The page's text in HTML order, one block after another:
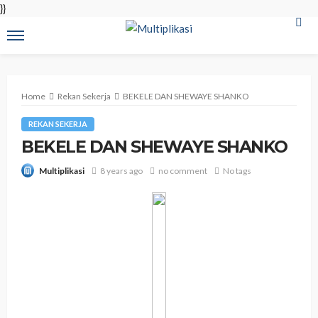
}}
Home Rekan Sekerja BEKELE DAN SHEWAYE SHANKO
REKAN SEKERJA
BEKELE DAN SHEWAYE SHANKO
Multiplikasi 8 years ago no comment No tags